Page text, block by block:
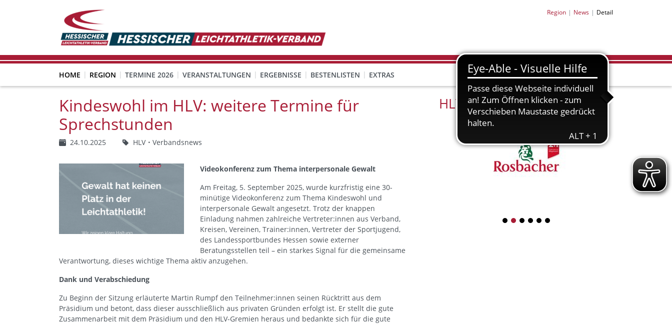
Region News Detail
HOME REGION TERMINE 2026 VERANSTALTUNGEN ERGEBNISSE BESTENLISTEN EXTRAS
Kindeswohl im HLV: weitere Termine für
Sprechstunden
24.10.2025 HLV Verbandsnews
Videokonferenz zum Thema interpersonale Gewalt
Am Freitag, 5. September 2025, wurde kurzfristig eine 30-
minütige Videokonferenz zum Thema Kindeswohl und
interpersonale Gewalt angesetzt. Trotz der knappen
Einladung nahmen zahlreiche Vertreter:innen aus Verband,
Kreisen, Vereinen, Trainer:innen, Vertreter der Sportjugend,
des Landessportbundes Hessen sowie externer
Beratungsstellen teil – ein starkes Signal für die gemeinsame
Verantwortung, dieses wichtige Thema aktiv anzugehen.
Dank und Verabschiedung
Zu Beginn der Sitzung erläuterte Martin Rumpf den Teilnehmer:innen seinen Rücktritt aus dem
Präsidium und betont, dass dieser ausschließlich aus privaten Gründen erfolgt ist. Er stellt die gute
Zusammenarbeit mit dem Präsidium und den HLV-Gremien heraus und bedankte sich für die gute
HLV-Partner
1 2 3 4 5 6